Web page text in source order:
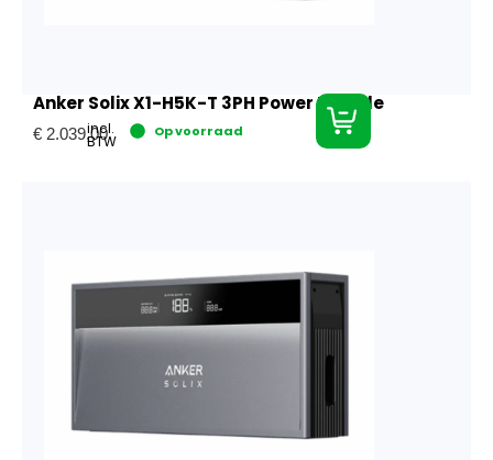
Anker Solix X1-H5K-T 3PH Power Module
€ 2.039,00
incl.
BTW
Op voorraad